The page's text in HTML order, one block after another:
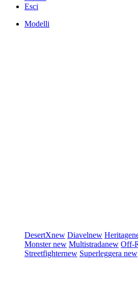
Esci
Modelli
DesertXnew Diavelnew Heritage
Monsternew Multistradanew Off-
Streetfighternew Superleggera new